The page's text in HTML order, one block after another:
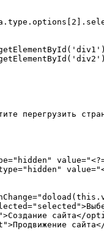
перегрузить
сайта</